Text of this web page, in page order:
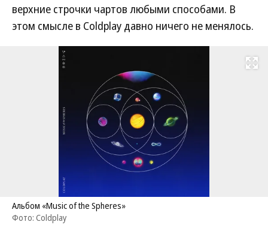
верхние строчки чартов любыми способами. В
этом смысле в Coldplay давно ничего не менялось.
Развернуть
Альбом «Music of the Spheres»
Фото: Coldplay